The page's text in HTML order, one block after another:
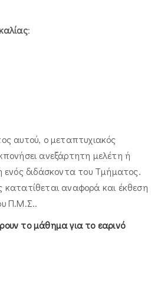
:
αυτού, ο μεταπτυχιακός
ανεξάρτητη μελέτη ή
ενός διδάσκοντα του Τμήματος.
αναφορά και έκθεση
Π.Μ.Σ..
το μάθημα για το εαρινό